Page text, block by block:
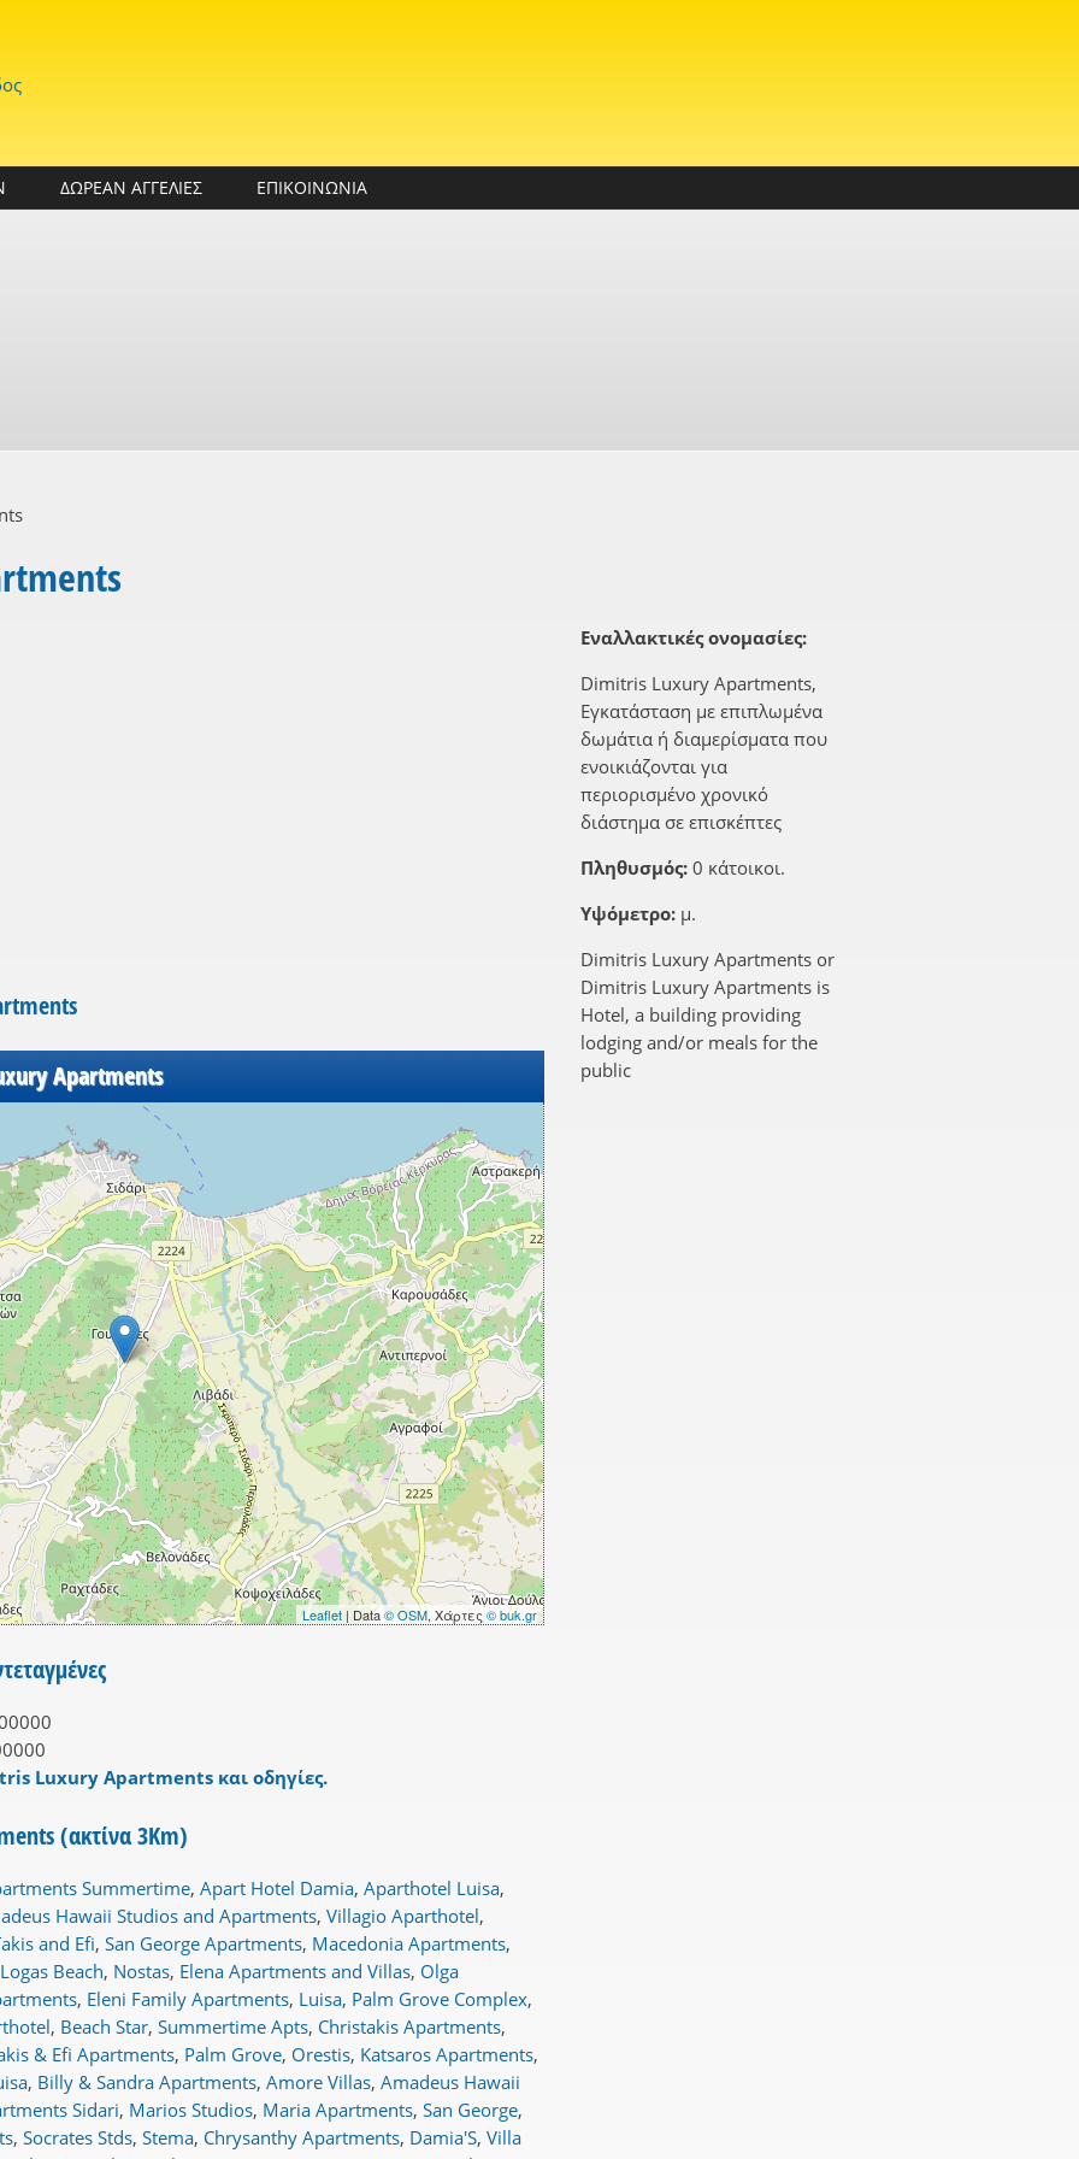
ΔΩΡΕΑΝ ΑΓΓΕΛΙΕΣ ΕΠΙΚΟΙΝΩΝΙΑ
Apartments
Leaflet| Data© OSM, Χάρτες © buk.gr
Luxury Apartments και οδηγίες.
(ακτίνα 3Km)
Summertime, Apart Hotel Damia, Aparthotel Luisa,
Hawaii Studios and Apartments, Villagio Aparthotel,
and Efi, San George Apartments, Macedonia Apartments,
Logas Beach, Nostas, Elena Apartments and Villas, Olga
, Eleni Family Apartments, Luisa, Palm Grove Complex,
, Beach Star, Summertime Apts, Christakis Apartments,
& Efi Apartments, Palm Grove, Orestis, Katsaros Apartments,
, Billy & Sandra Apartments, Amore Villas, Amadeus Hawaii
Sidari, Marios Studios, Maria Apartments, San George,
, Socrates Stds, Stema, Chrysanthy Apartments, Damia'S, Villa
Εναλλακτικές ονομασίες:
Dimitris Luxury Apartments,
Εγκατάσταση με επιπλωμένα
δωμάτια ή διαμερίσματα που
ενοικιάζονται για
περιορισμένο χρονικό
διάστημα σε επισκέπτες
Πληθυσμός: 0 κάτοικοι.
Υψόμετρο: μ.
Dimitris Luxury Apartments or
Dimitris Luxury Apartments is
Hotel, a building providing
lodging and/or meals for the
public